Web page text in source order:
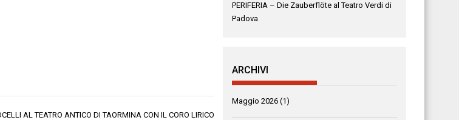
AL TEATRO ANTICO DI TAORMINA CON IL CORO LIRICO
PERIFERIA – Die Zauberflöte al Teatro Verdi di
Padova
ARCHIVI
Maggio 2026 (1)